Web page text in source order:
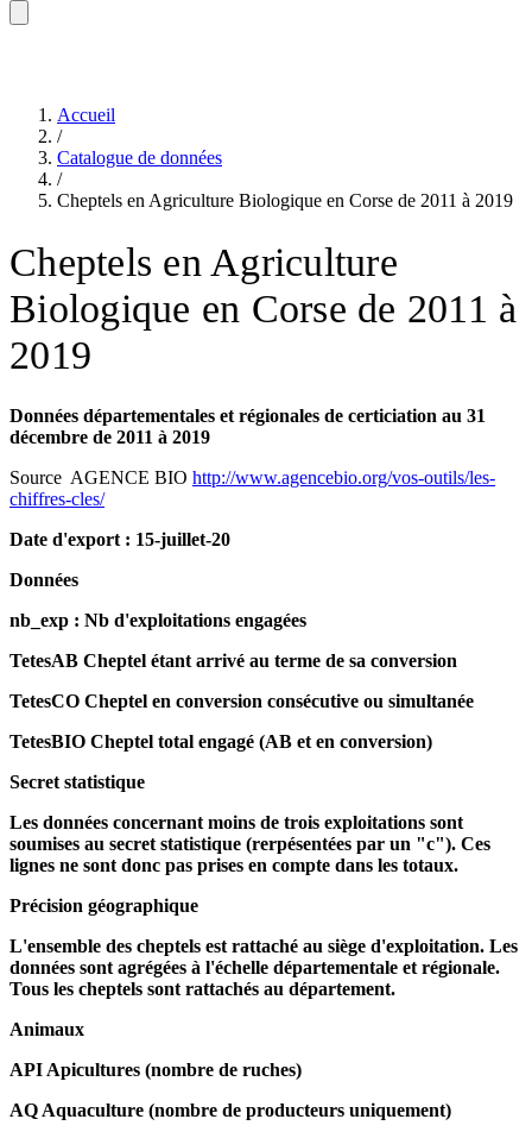
Accueil
/
Catalogue de données
/
Cheptels en Agriculture Biologique en Corse de 2011 à 2019
Cheptels en Agriculture
Biologique en Corse de 2011 à
2019
Données départementales et régionales de certiciation au 31
décembre de 2011 à 2019
Source AGENCE BIO http://www.agencebio.org/vos-outils/les-
chiffres-cles/
Date d'export : 15-juillet-20
Données
nb_exp : Nb d'exploitations engagées
TetesAB Cheptel étant arrivé au terme de sa conversion
TetesCO Cheptel en conversion consécutive ou simultanée
TetesBIO Cheptel total engagé (AB et en conversion)
Secret statistique
Les données concernant moins de trois exploitations sont
soumises au secret statistique (rerpésentées par un "c"). Ces
lignes ne sont donc pas prises en compte dans les totaux.
Précision géographique
L'ensemble des cheptels est rattaché au siège d'exploitation. Les
données sont agrégées à l'échelle départementale et régionale.
Tous les cheptels sont rattachés au département.
Animaux
API Apicultures (nombre de ruches)
AQ Aquaculture (nombre de producteurs uniquement)